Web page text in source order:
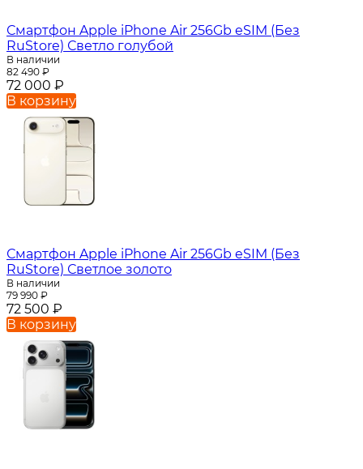
Смартфон Apple iPhone Air 256Gb eSIM (Без
RuStore) Светло голубой
В наличии
82 490 ₽
72 000 ₽
В корзину
Смартфон Apple iPhone Air 256Gb eSIM (Без
RuStore) Светлое золото
В наличии
79 990 ₽
72 500 ₽
В корзину